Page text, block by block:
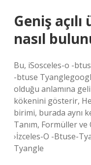
Geniş
nasıl
Bu, iSosceles-o -
-btuse
olduğu anlamına
kökenini gösterir,
birimi, burada aynı
Tanım, Formüller
›İzceles-O -Btuse-
Tyangle